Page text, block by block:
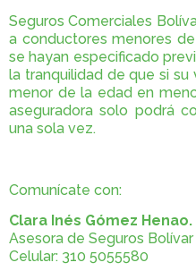
Seguros Comerciales
a conductores menores
se hayan especificado
la tranquilidad de que si
menor de la edad en
aseguradora solo podrá
una sola vez.
Comunícate con:
Clara Inés Gómez Henao.
Asesora de Seguros Bolívar
Celular: 310 5055580